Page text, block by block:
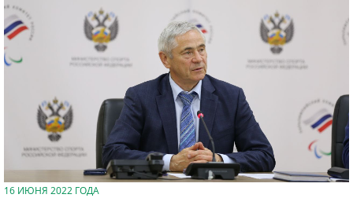
16 ИЮНЯ 2022 ГОДА